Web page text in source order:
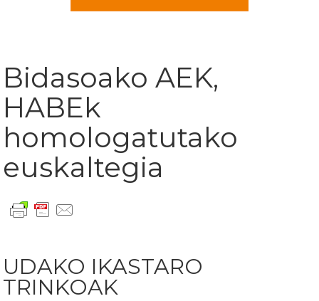
Bidasoako AEK,
HABEk
homologatutako
euskaltegia
UDAKO IKASTARO
TRINKOAK